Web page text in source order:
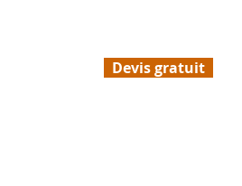
Devis gratuit